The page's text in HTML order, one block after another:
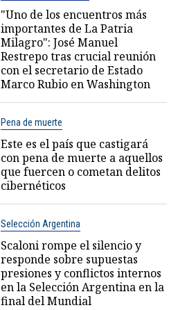
"Uno de los encuentros más
importantes de La Patria
Milagro": José Manuel
Restrepo tras crucial reunión
con el secretario de Estado
Marco Rubio en Washington
Pena de muerte
Este es el país que castigará
con pena de muerte a aquellos
que fuercen o cometan delitos
cibernéticos
Selección Argentina
Scaloni rompe el silencio y
responde sobre supuestas
presiones y conflictos internos
en la Selección Argentina en la
final del Mundial